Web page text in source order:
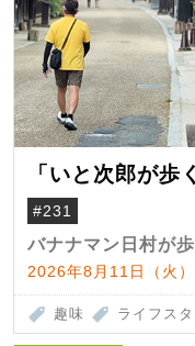
「いと次郎が歩
#231
バナナマン日村が
2026年8月11日（火
趣味 ライフス